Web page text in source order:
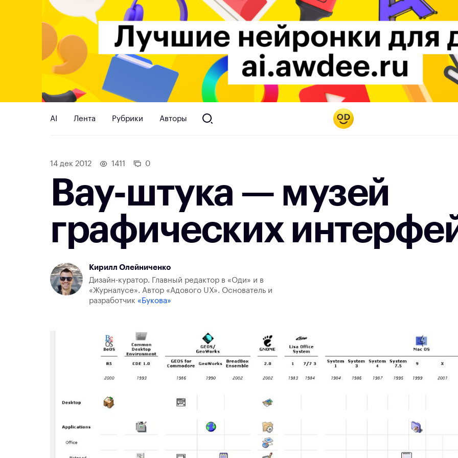
AI Лента Рубрики Авторы
14 дек 2012 1411 0
Вау-штука — музей
графических
Кирилл Олейниченко
Дизайн-куратор. Главный редактор в «Оди» и в
«Журналусе». Автор «Адового UX». Основатель и
разработчик «Букова»